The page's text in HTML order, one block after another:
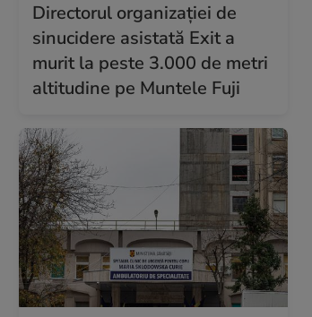
Directorul organizației de
sinucidere asistată Exit a
murit la peste 3.000 de metri
altitudine pe Muntele Fuji